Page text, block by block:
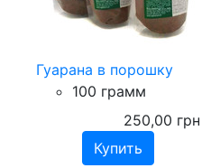
Гуарана в порошку
100 грамм
250,00 грн